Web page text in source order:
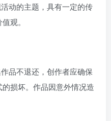
动的主题，具有一定的传
观。
品不退还，创作者应确保
损坏。作品因意外情况造